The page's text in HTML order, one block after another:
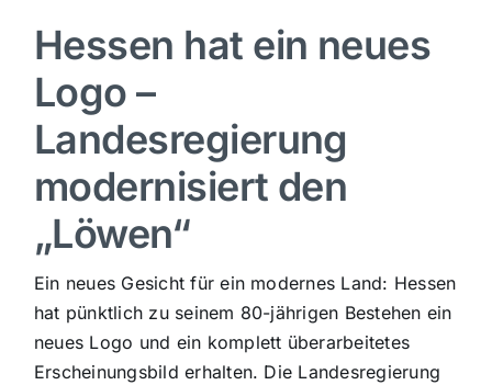
Politik
Wirtschaft
Sport
Kultur
Panorama
Hessen hat ein neues
Logo –
Landesregierung
modernisiert den
„Löwen“
Ein neues Gesicht für ein modernes Land: Hessen
hat pünktlich zu seinem 80-jährigen Bestehen ein
neues Logo und ein komplett überarbeitetes
Erscheinungsbild erhalten. Die Landesregierung